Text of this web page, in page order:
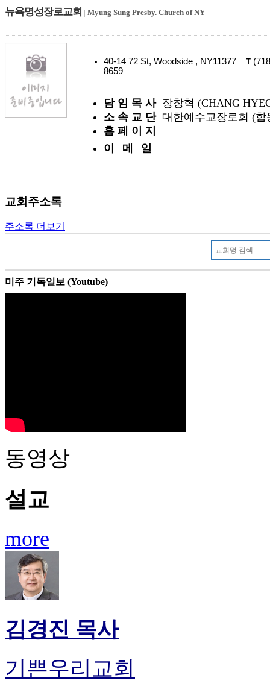
뉴욕명성장로교회 | Myung Sung Presby. Church of NY
40-14 72 St, Woodside , NY11377 T
8659
담 임 목 사 장창혁 (CHANG
소 속 교 단 대한예수교장로회 (합
홈 페 이 지
이 메 일
교회주소록
주소록 더보기
미주 기독일보 (Youtube)
동영상
설교
more
김경진 목사
기쁜우리교회